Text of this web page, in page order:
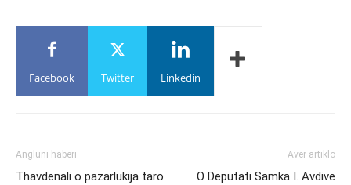
Facebook Twitter Linkedin
Angluni haberi
Thavdenali o pazarlukija taro
Aver artiklo
O Deputati Samka I. Avdive